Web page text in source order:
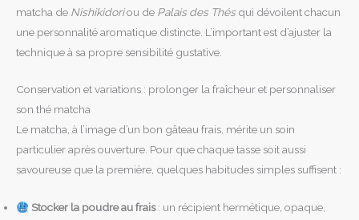
matcha de Nishikidoriou de Palais des Thésqui dévoilent chacun
une personnalité aromatique distincte. L’important est d’ajuster la
technique à sa propre sensibilité gustative.
Conservation et variations : prolonger la fraîcheur et personnaliser
son thé matcha
Le matcha, à l’image d’un bon gâteau frais, mérite un soin
particulier après ouverture. Pour que chaque tasse soit aussi
savoureuse que la première, quelques habitudes simples suffisent :
Stocker la poudre au frais: un récipient hermétique, opaque,